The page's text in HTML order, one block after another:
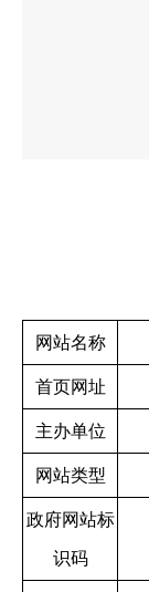
网站名称
首页网址
主办单位
网站类型
政府网站标
识码